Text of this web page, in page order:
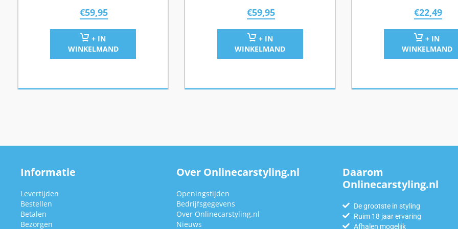
€59,95
+ IN
WINKELMAND
€59,95
+ IN
WINKELMAND
€22,49
+ IN
WINKELMAND
Informatie
Levertijden
Bestellen
Betalen
Bezorgen
Over Onlinecarstyling.nl
Openingstijden
Bedrijfsgegevens
Over Onlinecarstyling.nl
Nieuws
Daarom
Onlinecarstyling.nl
De grootste in styling
Ruim 18 jaar ervaring
Afhalen mogelijk